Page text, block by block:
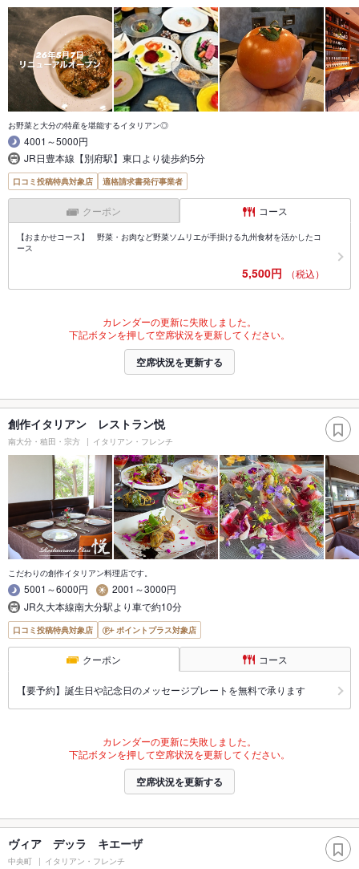
お野菜と大分の特産を堪能するイタリアン◎
4001～5000円
JR日豊本線【別府駅】東口より徒歩約5分
口コミ投稿特典対象店 適格請求書発行事業者
クーポン コース
【おまかせコース】 野菜・お肉など野菜ソムリエが手掛ける九州食材を活かしたコ
ース
5,500円 （税込）
カレンダーの更新に失敗しました。
下記ボタンを押して空席状況を更新してください。
空席状況を更新する
創作イタリアン レストラン悦
南大分・稙田・宗方 イタリアン・フレンチ
こだわりの創作イタリアン料理店です。
5001～6000円
2001～3000円
JR久大本線南大分駅より車で約10分
口コミ投稿特典対象店 ポイントプラス対象店
クーポン コース
【要予約】誕生日や記念日のメッセージプレートを無料で承ります
カレンダーの更新に失敗しました。
下記ボタンを押して空席状況を更新してください。
空席状況を更新する
ヴィア デッラ キエーザ
中央町 イタリアン・フレンチ